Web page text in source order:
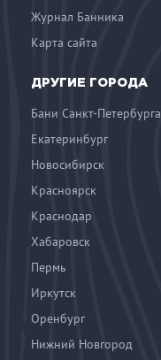
Журнал Банника
Карта сайта
ДРУГИЕ ГОРОДА
Бани Санкт-Петербурга
Екатеринбург
Новосибирск
Красноярск
Краснодар
Хабаровск
Пермь
Иркутск
Оренбург
Нижний Новгород